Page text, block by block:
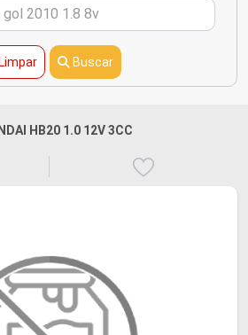
Buscar
HB20 1.0 12V 3CC